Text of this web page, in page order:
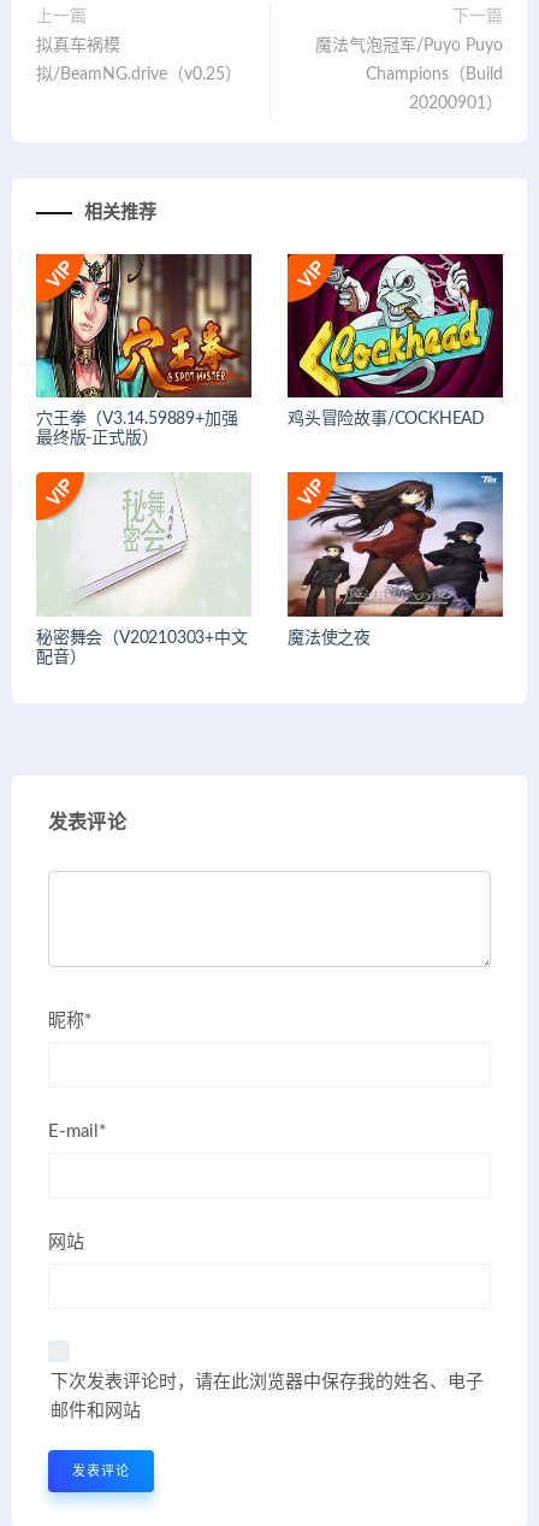
上一篇
拟真车祸模
拟/BeamNG.drive（v0.25）
下一篇
魔法气泡冠军/Puyo Puyo
Champions（Build
20200901）
相关推荐
穴王拳（V3.14.59889+加强
最终版-正式版）
鸡头冒险故事/COCKHEAD
秘密舞会（V20210303+中文
配音）
魔法使之夜
发表评论
昵称*
E-mail*
网站
下次发表评论时，请在此浏览器中保存我的姓名、电子
邮件和网站